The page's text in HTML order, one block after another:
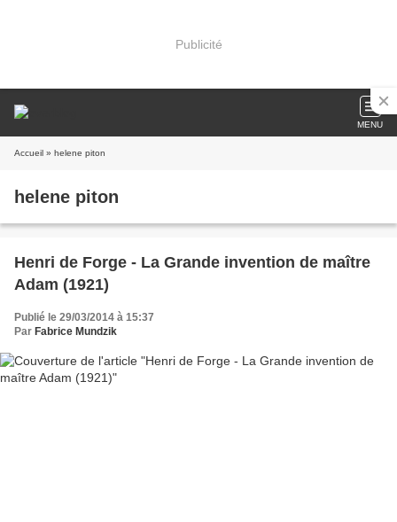
Publicité
MENU
Accueil » helene piton
helene piton
Henri de Forge - La Grande invention de maître
Adam (1921)
Publié le 29/03/2014 à 15:37
Par Fabrice Mundzik